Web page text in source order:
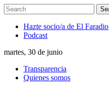
Hazte socio/a de El Faradio
Podcast
martes, 30 de junio
Transparencia
Quienes somos